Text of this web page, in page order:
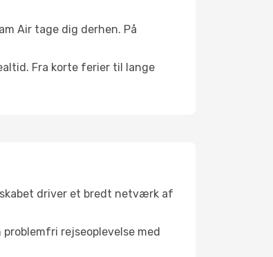
Air tage dig derhen. På
Fra korte ferier til lange
driver et bredt netværk af
rejseoplevelse med